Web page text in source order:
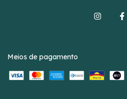
Meios de pagamento